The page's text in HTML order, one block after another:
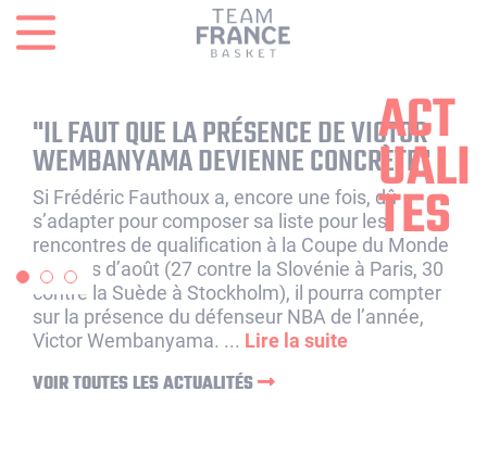
ACT
UALI
TES
"IL FAUT QUE LA PRÉSENCE DE VICTOR
WEMBANYAMA DEVIENNE CONCRÈTE"
Si Frédéric Fauthoux a, encore une fois, dû
s’adapter pour composer sa liste pour les
rencontres de qualification à la Coupe du Monde
du mois d’août (27 contre la Slovénie à Paris, 30
contre la Suède à Stockholm), il pourra compter
sur la présence du défenseur NBA de l’année,
Victor Wembanyama. ... Lire la suite
VOIR TOUTES LES ACTUALITÉS
Panneau de gestion des cookies